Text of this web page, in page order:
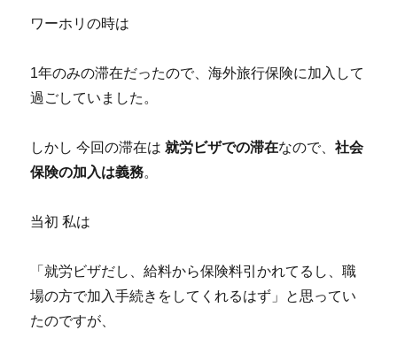
ワーホリの時は
1年のみの滞在だったので、海外旅行保険に加入して
過ごしていました。
しかし 今回の滞在は就労ビザでの滞在なので、社会
保険の加入は義務。
当初 私は
「就労ビザだし、給料から保険料引かれてるし、職
場の方で加入手続きをしてくれるはず」と思ってい
たのですが、